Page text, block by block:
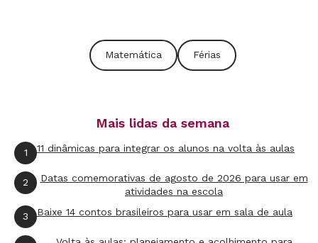
Matemática Férias
Mais lidas da semana
1 11 dinâmicas para integrar os alunos na volta às aulas
2
Datas comemorativas de agosto de 2026 para usar em
atividades na escola
3 Baixe 14 contos brasileiros para usar em sala de aula